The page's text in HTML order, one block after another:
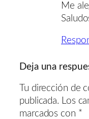
Me
Deja una
Tu dirección de
publicada.
Los
marcados con *